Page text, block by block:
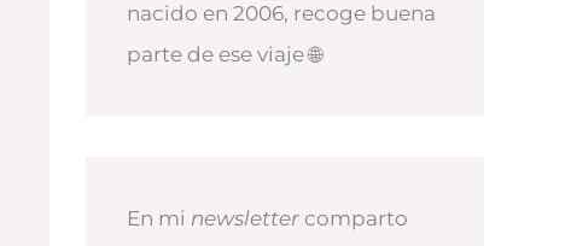
nacido en 2006, recoge buena
parte de ese viaje 🌐
En mi newsletter comparto